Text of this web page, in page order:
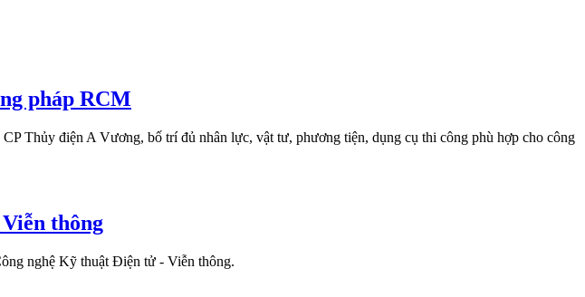
pháp RCM
Thủy điện A Vương, bố trí đủ nhân lực, vật tư, phương tiện, dụng cụ thi công phù hợp cho công
thông
nghệ Kỹ thuật Điện tử - Viễn thông.